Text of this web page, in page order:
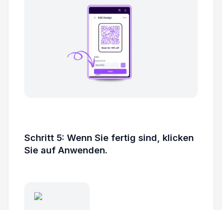
Schritt 5: Wenn Sie fertig sind, klicken
Sie auf Anwenden.